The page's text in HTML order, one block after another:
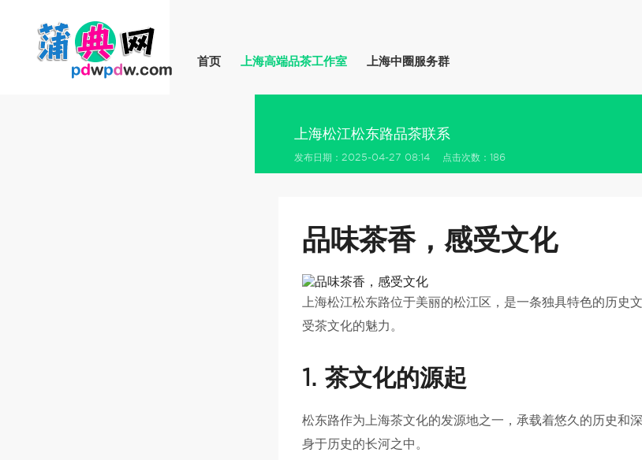
首页 上海高端品茶工作室 上海中圈服务群
上海松江松东路品茶联系
发布日期：2025-04-27 08:14 点击次数：186
品味茶香，感受文化
上海松江松东路位于美丽的松江区，是一条独具特色的历史
受茶文化的魅力。
1. 茶文化的源起
松东路作为上海茶文化的发源地之一，承载着悠久的历史和
身于历史的长河之中。